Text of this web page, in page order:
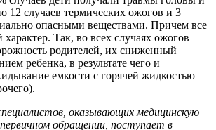
12 случаев термических ожогов и 3
опасными веществами. Причем все
Так, во всех случаях ожогов
родителей, их сниженный
ребенка, в результате чего и
емкости с горячей жидкостью
оказывающих медицинскую
обращении, поступает в